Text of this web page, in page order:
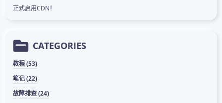
正式启用CDN！
CATEGORIES
教程 (53)
笔记 (22)
故障排查 (24)